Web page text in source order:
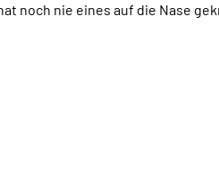
noch nie eines auf die Nase